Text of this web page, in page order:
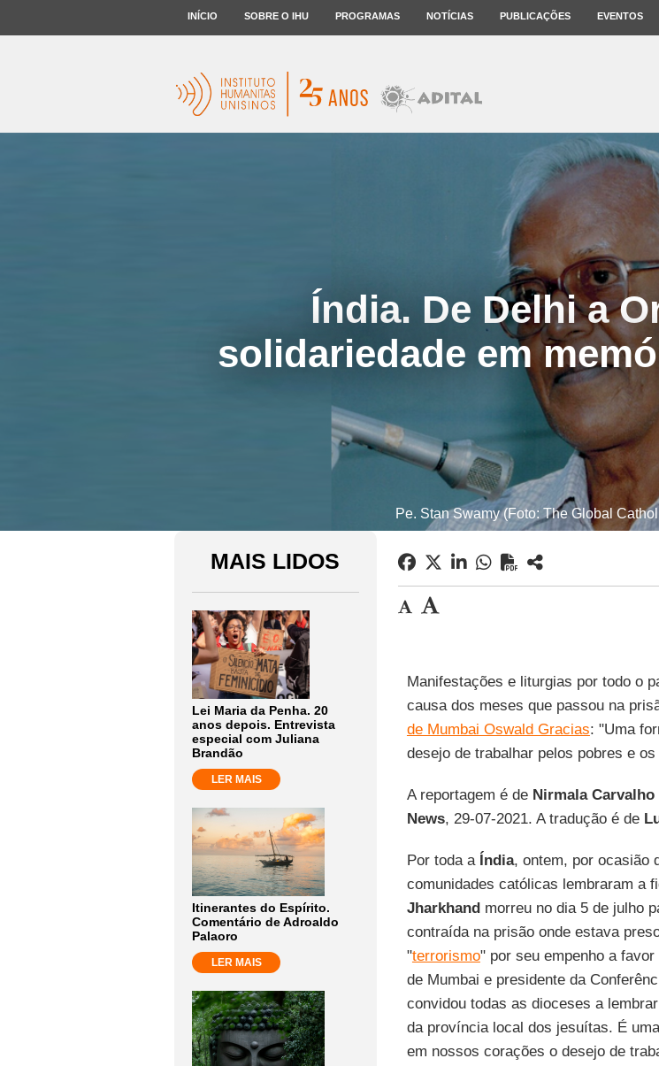
INÍCIO SOBRE O IHU PROGRAMAS NOTÍCIAS PUBLICAÇÕES EVENTOS
Índia. De Delhi a
solidariedade em
Pe. Stan Swamy (Foto: The Global
MAIS LIDOS
Lei Maria da Penha. 20
anos depois. Entrevista
especial com Juliana
Brandão
LER MAIS
Itinerantes do Espírito.
Comentário de Adroaldo
Palaoro
LER MAIS
Manifestações e liturgias por todo o
causa dos meses que passou na
de Mumbai Oswald Gracias: "Uma
desejo de trabalhar pelos pobres e os
A reportagem é de Nirmala Carvalho
News, 29-07-2021. A tradução é de
Por toda a Índia, ontem, por ocasião
comunidades católicas lembraram a
Jharkhandmorreu no dia 5 de julho
contraída na prisão onde estava
"terrorismo" por seu empenho a
de Mumbai e presidente da
convidou todas as dioceses a
da província local dos jesuítas. É
em nossos corações o desejo de